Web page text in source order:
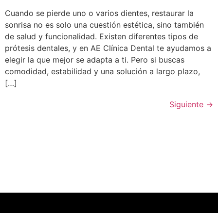
Cuando se pierde uno o varios dientes, restaurar la
sonrisa no es solo una cuestión estética, sino también
de salud y funcionalidad. Existen diferentes tipos de
prótesis dentales, y en AE Clínica Dental te ayudamos a
elegir la que mejor se adapta a ti. Pero si buscas
comodidad, estabilidad y una solución a largo plazo,
[…]
Siguiente →